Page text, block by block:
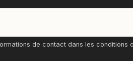
de contact dans les conditions